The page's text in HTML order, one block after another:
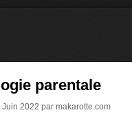
parentale
Juin 2022 par makarotte.com